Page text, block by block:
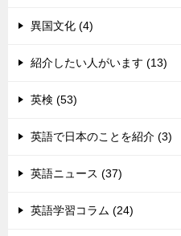
異国文化 (4)
紹介したい人がいます (13)
英検 (53)
英語で日本のことを紹介 (3)
英語ニュース (37)
英語学習コラム (24)